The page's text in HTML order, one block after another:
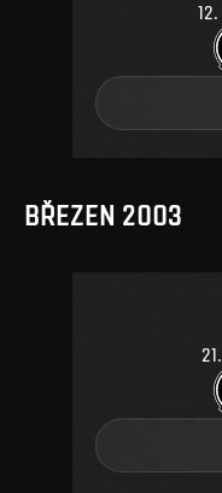
12.
BŘEZEN 2003
21